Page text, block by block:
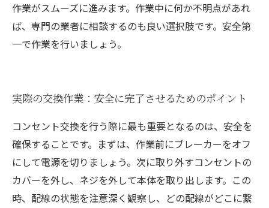
作業がスムーズに進みます。作業中に何か不明点があれ
ば、専門の業者に相談するのも良い選択肢です。安全第
一で作業を行いましょう。
実際の交換作業：安全に完了させるためのポイント
コンセント交換を行う際に最も重要となるのは、安全を
確保することです。まずは、作業前にブレーカーをオフ
にして電源を切りましょう。次に取り外すコンセントの
カバーを外し、ネジを外して本体を取り出します。この
時、配線の状態を注意深く観察し、どの配線がどこに繋